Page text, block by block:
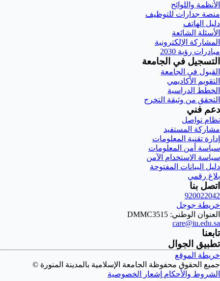
الأنظمة واللوائح
منصة جدارات للتوظيف
دليل الهاتف
الأسئلة الشائعة
المشاركة الإلكترونية
مبادرات رؤية 2030
التسجيل في الجامعة
القبول في الجامعة
التقويم الأكاديمي
الخطط الدراسية
التحقق من وثيقة التخرج
دعم فني
نظام تواصل
مشاركة المستفيد
إدارة تقنية المعلومات
سياسة أمن المعلومات
سياسة الاستخدام الآمن
دليل البيانات المفتوحة
بلاغ رقمي
اتصل بنا
920022042
خريطة جوجل
العنوان الوطني: DMMC3515
care@iu.edu.sa
تابعنا
تطبيق الجوال
خريطة الموقع
جميع الحقوق محفوظة الجامعة الإسلامية بالمدينة المنورة ©
الشروط والأحكام إشعار الخصوصية